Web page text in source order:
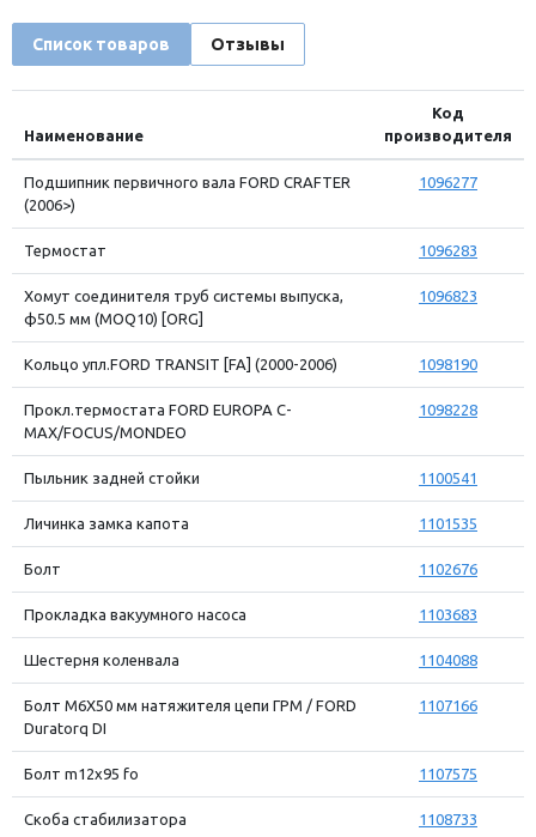
Список товаров Отзывы
Наименование
Код
производителя
Подшипник первичного вала FORD CRAFTER
(2006>)
1096277
Термостат 1096283
Хомут соединителя труб системы выпуска,
ф50.5 мм (MOQ10) [ORG]
1096823
Кольцо упл.FORD TRANSIT [FA] (2000-2006) 1098190
Прокл.термостата FORD EUROPA C-
MAX/FOCUS/MONDEO
1098228
Пыльник задней стойки 1100541
Личинка замка капота 1101535
Болт 1102676
Прокладка вакуумного насоса 1103683
Шестерня коленвала 1104088
Болт М6Х50 мм натяжителя цепи ГРМ / FORD
Duratorq DI
1107166
Болт m12x95 fo 1107575
Скоба стабилизатора 1108733